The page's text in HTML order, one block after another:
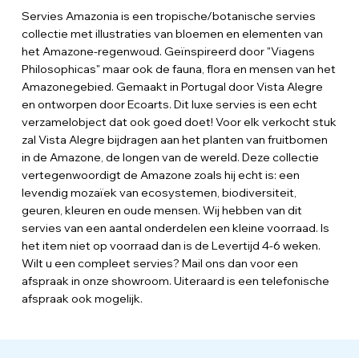
Servies Amazonia is een tropische/botanische servies
collectie met illustraties van bloemen en elementen van
het Amazone-regenwoud. Geïnspireerd door "Viagens
Philosophicas" maar ook de fauna, flora en mensen van het
Amazonegebied. Gemaakt in Portugal door Vista Alegre
en ontworpen door Ecoarts. Dit luxe servies is een echt
verzamelobject dat ook goed doet! Voor elk verkocht stuk
zal Vista Alegre bijdragen aan het planten van fruitbomen
in de Amazone, de longen van de wereld. Deze collectie
vertegenwoordigt de Amazone zoals hij echt is: een
levendig mozaïek van ecosystemen, biodiversiteit,
geuren, kleuren en oude mensen. Wij hebben van dit
servies van een aantal onderdelen een kleine voorraad. Is
het item niet op voorraad dan is de Levertijd 4-6 weken.
Wilt u een compleet servies? Mail ons dan voor een
afspraak in onze showroom. Uiteraard is een telefonische
afspraak ook mogelijk.